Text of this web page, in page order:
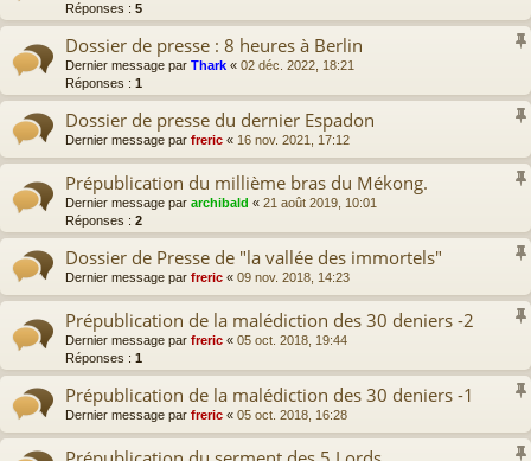
Réponses : 5
Dossier de presse : 8 heures à Berlin
Dernier message par Thark « 02 déc. 2022, 18:21
Réponses : 1
Dossier de presse du dernier Espadon
Dernier message par freric « 16 nov. 2021, 17:12
Prépublication du millième bras du Mékong.
Dernier message par archibald « 21 août 2019, 10:01
Réponses : 2
Dossier de Presse de "la vallée des immortels"
Dernier message par freric « 09 nov. 2018, 14:23
Prépublication de la malédiction des 30 deniers -2
Dernier message par freric « 05 oct. 2018, 19:44
Réponses : 1
Prépublication de la malédiction des 30 deniers -1
Dernier message par freric « 05 oct. 2018, 16:28